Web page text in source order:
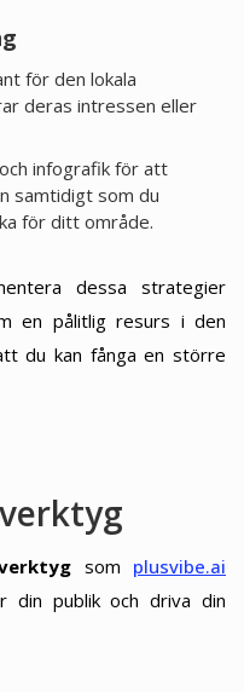
för den lokala
deras intressen eller
infografik för att
samtidigt som du
för ditt område.
dessa strategier
en pålitlig resurs i den
du kan fånga en större
som plusvibe.ai
din publik och driva din